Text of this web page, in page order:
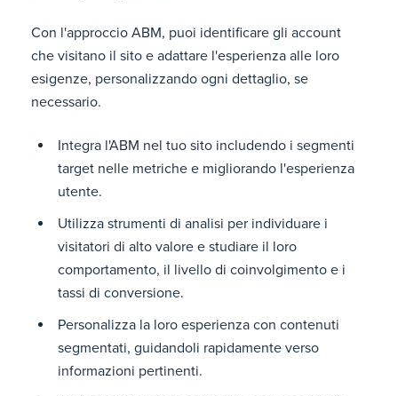
Con l'approccio ABM, puoi identificare gli account
che visitano il sito e adattare l'esperienza alle loro
esigenze, personalizzando ogni dettaglio, se
necessario.
Integra l'ABM nel tuo sito includendo i segmenti
target nelle metriche e migliorando l'esperienza
utente.
Utilizza strumenti di analisi per individuare i
visitatori di alto valore e studiare il loro
comportamento, il livello di coinvolgimento e i
tassi di conversione.
Personalizza la loro esperienza con contenuti
segmentati, guidandoli rapidamente verso
informazioni pertinenti.